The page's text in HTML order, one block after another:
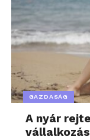
GAZDASÁG
A nyár